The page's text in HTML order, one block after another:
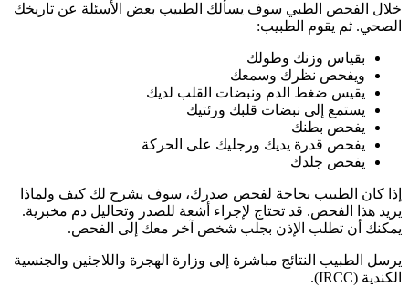
خلال الفحص الطبي سوف يسألك الطبيب بعض الأسئلة عن تاريخك
الصحي. ثم يقوم الطبيب:
بقياس وزنك وطولك
ويفحص نظرك وسمعك
يقيس ضغط الدم ونبضات القلب لديك
يستمع إلى نبضات قلبك ورئتيك
يفحص بطنك
يفحص قدرة يديك ورجليك على الحركة
يفحص جلدك
إذا كان الطبيب بحاجة لفحص صدرك، سوف يشرح لك كيف ولماذا
يريد هذا الفحص. قد تحتاج لإجراء أشعة للصدر وتحاليل دم مخبرية.
يمكنك أن تطلب الإذن بجلب شخص آخر معك إلى الفحص.
يرسل الطبيب النتائج مباشرة إلى وزارة الهجرة واللاجئين والجنسية
الكندية (IRCC).